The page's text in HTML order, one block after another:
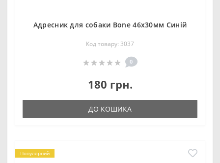
Адресник для собаки Bone 46х30мм Синій
Код товару: 3037
0
180 грн.
ДО КОШИКА
Популярний